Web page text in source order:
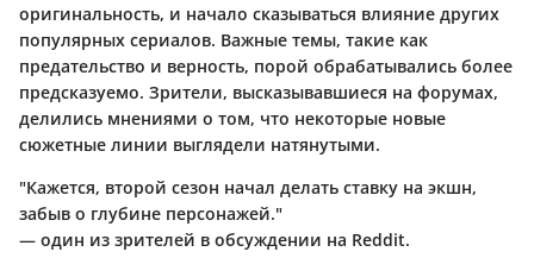
оригинальность, и начало сказываться влияние других
популярных сериалов. Важные темы, такие как
предательство и верность, порой обрабатывались более
предсказуемо. Зрители, высказывавшиеся на форумах,
делились мнениями о том, что некоторые новые
сюжетные линии выглядели натянутыми.
"Кажется, второй сезон начал делать ставку на экшн,
забыв о глубине персонажей."
— один из зрителей в обсуждении на Reddit.